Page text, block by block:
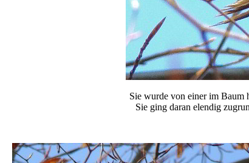
Sie wurde von einer im Baum
Sie ging daran elendig